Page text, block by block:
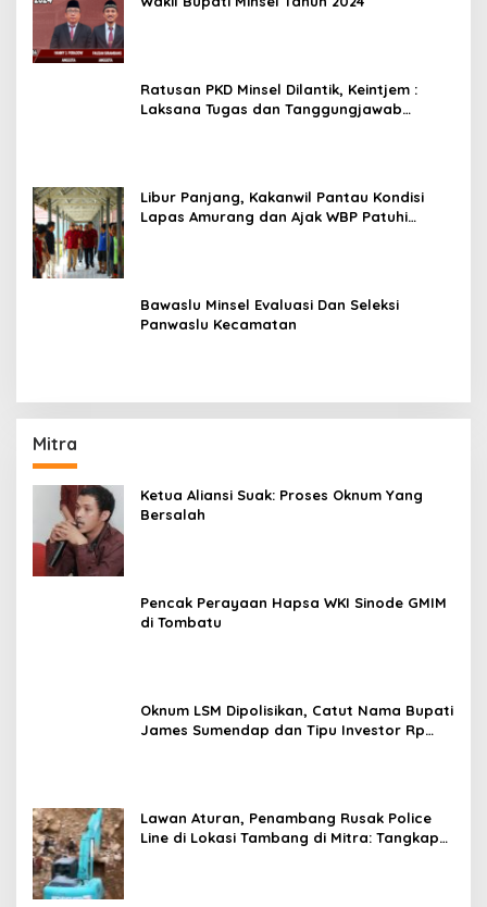
Ratusan PKD Minsel Dilantik, Keintjem :
Laksana Tugas dan Tanggungjawab
Libur Panjang, Kakanwil Pantau Kondisi
Lapas Amurang dan Ajak WBP Patuhi
Bawaslu Minsel Evaluasi Dan Seleksi
Panwaslu Kecamatan
Mitra
Ketua Aliansi Suak: Proses Oknum Yang
Bersalah
Pencak Perayaan Hapsa WKI Sinode GMIM
di Tombatu
Oknum LSM Dipolisikan, Catut Nama Bupati
James Sumendap dan Tipu Investor Rp
Lawan Aturan, Penambang Rusak Police
Line di Lokasi Tambang di Mitra: Tangkap